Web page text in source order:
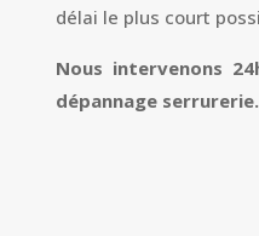
délai le plus court
Nous intervenons
dépannage serrurerie.